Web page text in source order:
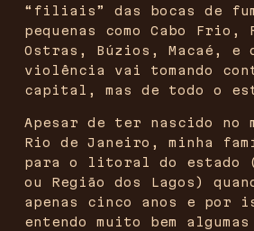
“filiais” das bocas de
pequenas como Cabo Frio,
Ostras, Búzios, Macaé, e
violência vai tomando
capital, mas de todo o
Apesar de ter nascido no
Rio de Janeiro, minha
para o litoral do estado
ou Região dos Lagos)
apenas cinco anos e por
entendo muito bem